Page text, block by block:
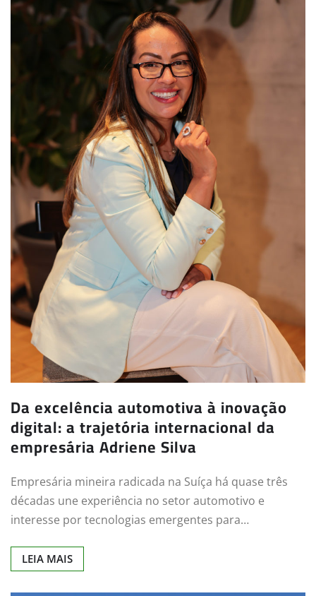
Da excelência automotiva à inovação
digital: a trajetória internacional da
empresária Adriene Silva
Empresária mineira radicada na Suíça há quase três
décadas une experiência no setor automotivo e
interesse por tecnologias emergentes para…
LEIA MAIS